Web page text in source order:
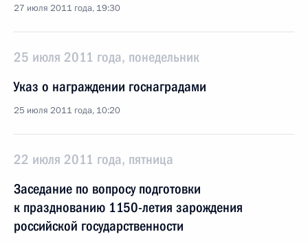
27 июля 2011 года, 19:30
25 июля 2011 года, понедельник
Указ о награждении госнаградами
25 июля 2011 года, 10:20
22 июля 2011 года, пятница
Заседание по вопросу подготовки
к празднованию 1150-летия зарождения
российской государственности